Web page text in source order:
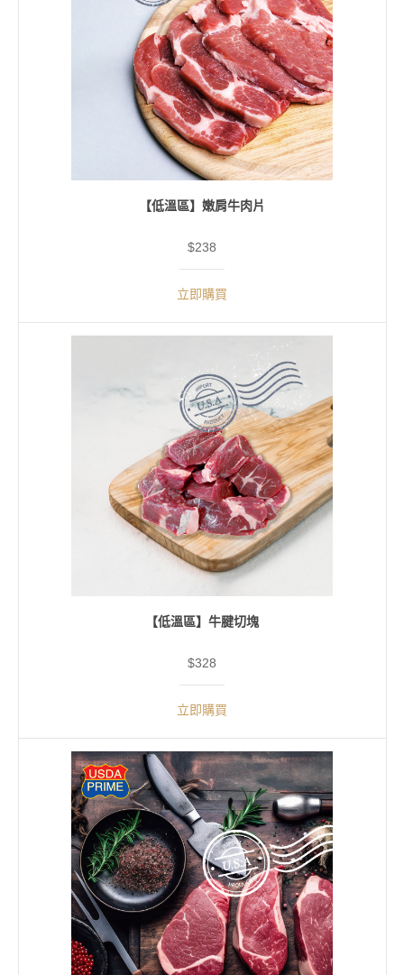
【低溫區】嫩肩牛肉片
$238
立即購買
【低溫區】牛腱切塊
$328
立即購買